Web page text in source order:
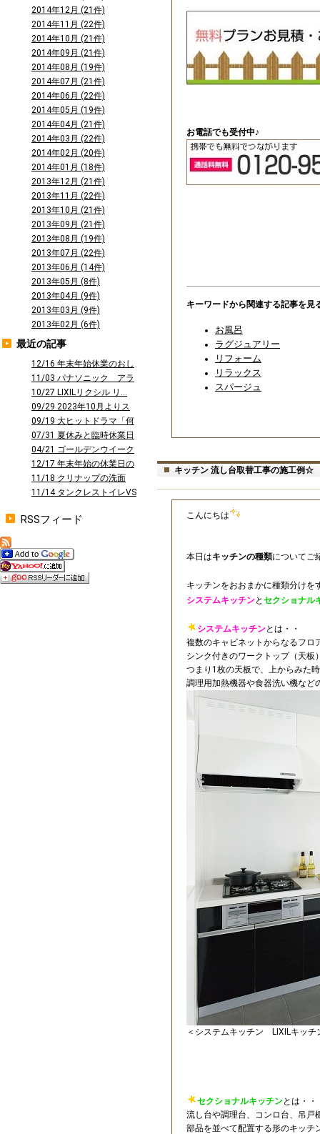
お電話でも受付中♪
キーワードから関連する記事を見
お風呂
ラグジュアリー
リフォーム
リラックス
スパージュ
キッチン 流し台取替工事の施工例☆
こんにちは
本日はキッチンの種類についてご
キッチンをおおまかに種類分けを
システムキッチンとセクショナル
システムキッチンとは・・
複数のキャビネットからなるフロ
シンク付きのワークトップ（天板
つまり1枚の天板で、上からみた
調理用加熱機器や食器洗い機など
＜システムキッチン LIXILキッ
セクショナルキッチンとは・・
流し台や調理台、コンロ台、吊戸
部品を並べて配置する形のキッチ
2014年12月 (21件)
2014年11月 (22件)
2014年10月 (21件)
2014年09月 (21件)
2014年08月 (19件)
2014年07月 (21件)
2014年06月 (22件)
2014年05月 (19件)
2014年04月 (21件)
2014年03月 (22件)
2014年02月 (20件)
2014年01月 (18件)
2013年12月 (21件)
2013年11月 (22件)
2013年10月 (21件)
2013年09月 (21件)
2013年08月 (19件)
2013年07月 (22件)
2013年06月 (14件)
2013年05月 (8件)
2013年04月 (9件)
2013年03月 (9件)
2013年02月 (6件)
最近の記事
12/16 年末年始休業のおし
らせ
11/03 パナソニック アラ
ウーノ...
10/27 LIXILリクシル リ...
09/29 2023年10月よりス
タ...
09/19 大ヒットドラマ「何
曜日に...
07/31 夏休みと臨時休業日
のお知...
04/21 ゴールデンウイーク
休業の...
12/17 年末年始の休業日の
お知ら...
11/18 クリナップの洗面
台 ファ...
11/14 タンクレストイレVS
RSSフィード